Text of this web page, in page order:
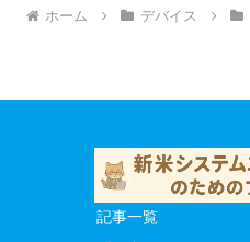
ホーム デバイス
記事一覧